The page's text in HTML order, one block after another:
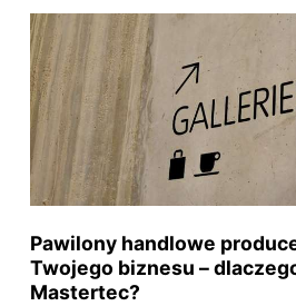
Pawilony handlowe
Twojego biznesu –
Mastertec?